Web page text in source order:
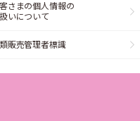
さまの個人情報の
いについて
販売管理者標識